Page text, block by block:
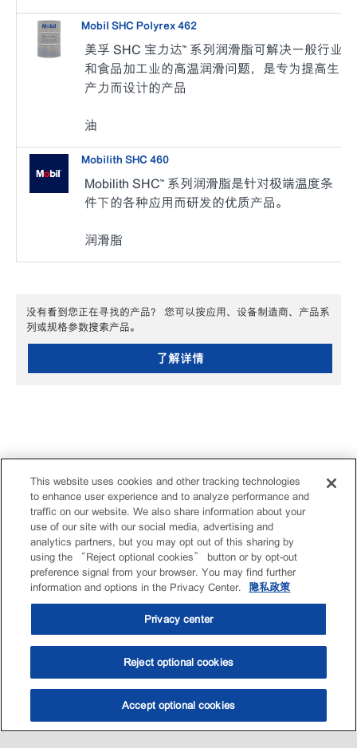
选油助手 查找门店
Mobil SHC Polyrex 462
美孚 SHC 宝力达™ 系列润滑脂可解决一般行业
和食品加工业的高温润滑问题，是专为提高生
产力而设计的产品
油
Mobilith SHC 460
Mobilith SHC™ 系列润滑脂是针对极端温度条
件下的各种应用而研发的优质产品。
润滑脂
没有看到您正在寻找的产品？ 您可以按应用、设备制造商、产品系
列或规格参数搜索产品。
了解详情
This website uses cookies and other tracking technologies
to enhance user experience and to analyze performance and
traffic on our website. We also share information about your
use of our site with our social media, advertising and
analytics partners, but you may opt out of this sharing by
using the “Reject optional cookies” button or by opt-out
preference signal from your browser. You may find further
information and options in the Privacy Center.
隐私政策
Privacy center
Reject optional cookies
Accept optional cookies